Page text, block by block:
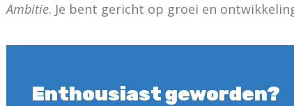
Ambitie. Je bent gericht op groei en
Enthousiast geworden?